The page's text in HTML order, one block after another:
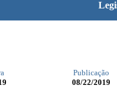
Publicação
08/22/2019